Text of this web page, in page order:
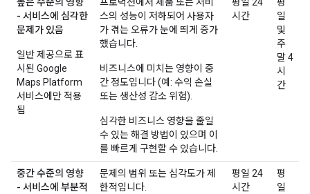
- 서비스에 심각한
문제가 있음
일반 제공으로 표
시된 Google
Maps Platform
서비스에만 적용
됨
스의 성능이 저하되어 사용자
가 겪는 오류가 눈에 띄게 증가
했습니다.
비즈니스에 미치는 영향이 중
간 정도입니다 (예: 수익 손실
또는 생산성 감소 위험).
심각한 비즈니스 영향을 줄일
수 있는 해결 방법이 있으며 이
를 빠르게 구현할 수 있습니다.
시간
일
및
주
말 4
시
간
중간 수준의 영향
- 서비스에 부분적
문제의 범위 또는 심각도가 제
한적입니다.
평일 24
시간
평
일